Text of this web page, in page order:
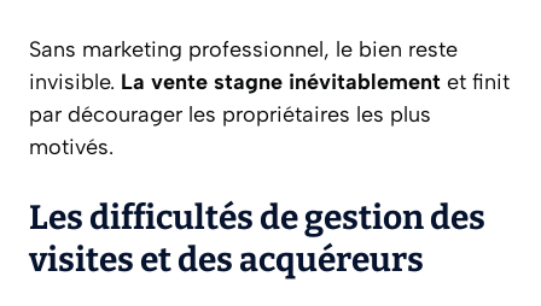
Sans marketing professionnel, le bien reste
invisible. La vente stagne inévitablement et finit
par décourager les propriétaires les plus
motivés.
Les difficultés de gestion des
visites et des acquéreurs